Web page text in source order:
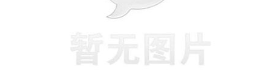
资质荣誉